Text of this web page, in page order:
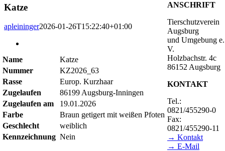
Katze
apleininger2026-01-26T15:22:40+01:00
Name
Katze
Nummer
KZ2026_63
Rasse
Europ. Kurzhaar
Zugelaufen
86199 Augsburg-Inningen
Zugelaufen am
19.01.2026
Farbe
Braun getigert mit weißen Pfoten
Geschlecht
weiblich
Kennzeichnung Nein
ANSCHRIFT
Tierschutzverein
Augsburg
und Umgebung e.
V.
Holzbachstr. 4c
86152 Augsburg
KONTAKT
Tel.:
0821/455290-0
Fax:
0821/455290-11
→ Kontakt
→ E-Mail